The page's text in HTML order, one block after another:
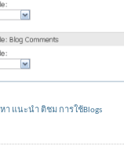
แนะนำ ติชม การใช้Blogs